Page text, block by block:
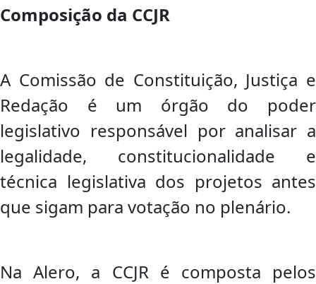
Composição da CCJR
A Comissão de Constituição, Justiça e
Redação é um órgão do poder
legislativo responsável por analisar a
legalidade, constitucionalidade e
técnica legislativa dos projetos antes
que sigam para votação no plenário.
Na Alero, a CCJR é composta pelos